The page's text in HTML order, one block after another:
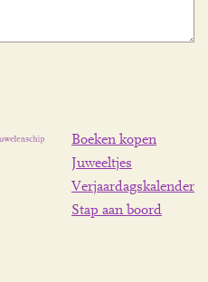
Boeken kopen
Juweeltjes
Verjaardagskalender
Stap aan boord